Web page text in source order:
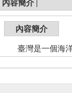
內容簡介 |
內容簡介
臺灣是一個海洋